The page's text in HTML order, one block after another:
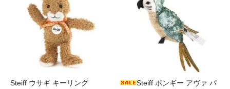
Steiff ウサギ キーリング
Steiff ポンギー アヴァ パ